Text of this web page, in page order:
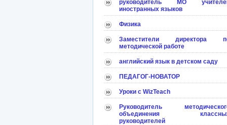
руководитель МО
иностранных языков
Физика
Заместители директора
методической работе
английский язык в детском саду
ПЕДАГОГ-НОВАТОР
Уроки с WizTeach
Руководитель
объединения
руководителей